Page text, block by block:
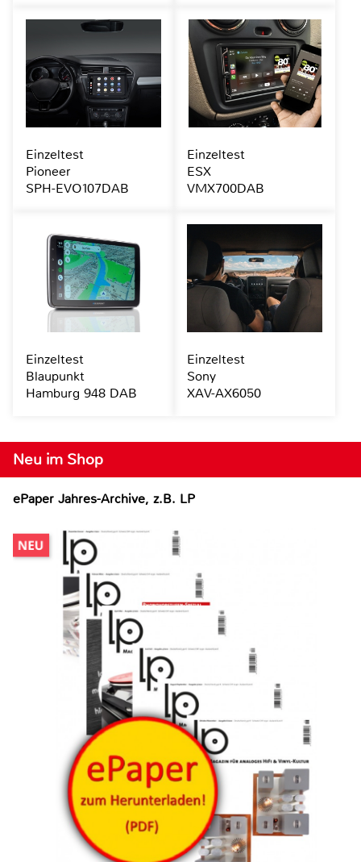
Neu im Shop
ePaper Jahres-Archive, z.B. LP
Einzeltest
Pioneer
SPH-EVO107DAB
Einzeltest
ESX
VMX700DAB
Einzeltest
Blaupunkt
Hamburg 948 DAB
Einzeltest
Sony
XAV-AX6050